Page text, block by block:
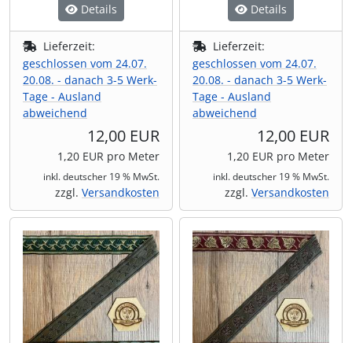
Details
Lieferzeit:
geschlossen vom 24.07.
20.08. - danach 3-5 Werk-
Tage - Ausland
abweichend
12,00 EUR
1,20 EUR pro Meter
inkl. deutscher 19 % MwSt.
zzgl. Versandkosten
Details
Lieferzeit:
geschlossen vom 24.07.
20.08. - danach 3-5 Werk-
Tage - Ausland
abweichend
12,00 EUR
1,20 EUR pro Meter
inkl. deutscher 19 % MwSt.
zzgl. Versandkosten